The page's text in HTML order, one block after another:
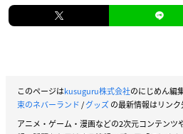
このページはkusuguru株式会社のにじめん編
束のネバーランド/グッズの最新情報はリンク
アニメ・ゲーム・漫画などの2次元コンテンツ